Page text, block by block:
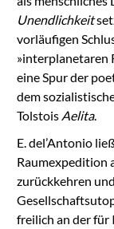
Unendlichkeit
vorläufigen
»interplanetaren
eine Spur der
dem
Tolstois Aelita.
E. del’Antonio
Raumexpedition
zurückkehren
freilich an der für